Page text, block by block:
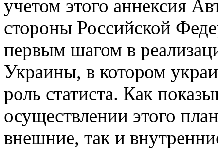
учетом этого аннексия
стороны Российской
первым шагом в
Украины, в котором
роль статиста. Как
осуществлении этого
внешние, так и